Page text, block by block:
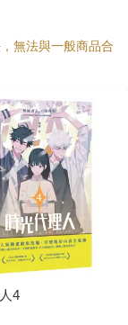
無法與一般商品合
4